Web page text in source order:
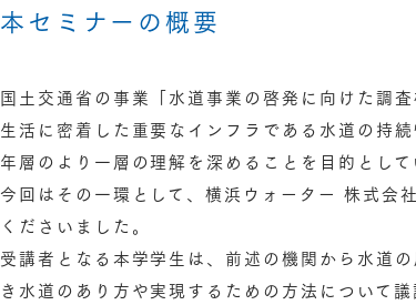
本セミナーの概要
国土交通省の事業「水道事業の啓発に向けた調
生活に密着した重要なインフラである水道の持
年層のより一層の理解を深めることを目的として
今回はその一環として、横浜ウォーター 株式会
くださいました。
受講者となる本学学生は、前述の機関から水道
き水道のあり方や実現するための方法について